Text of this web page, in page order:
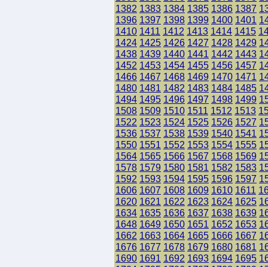
1382 1383 1384 1385 1386 1387
1396 1397 1398 1399 1400 1401
1410 1411 1412 1413 1414 1415
1424 1425 1426 1427 1428 1429
1438 1439 1440 1441 1442 1443
1452 1453 1454 1455 1456 1457
1466 1467 1468 1469 1470 1471
1480 1481 1482 1483 1484 1485
1494 1495 1496 1497 1498 1499
1508 1509 1510 1511 1512 1513
1522 1523 1524 1525 1526 1527
1536 1537 1538 1539 1540 1541
1550 1551 1552 1553 1554 1555
1564 1565 1566 1567 1568 1569
1578 1579 1580 1581 1582 1583
1592 1593 1594 1595 1596 1597
1606 1607 1608 1609 1610 1611
1620 1621 1622 1623 1624 1625
1634 1635 1636 1637 1638 1639
1648 1649 1650 1651 1652 1653
1662 1663 1664 1665 1666 1667
1676 1677 1678 1679 1680 1681
1690 1691 1692 1693 1694 1695